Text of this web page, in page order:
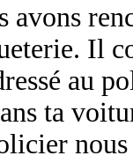
avons
Il
au
ta